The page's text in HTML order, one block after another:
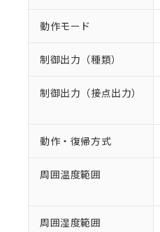
動作モード
制御出力（種類）
制御出力（接点出力）
動作・復帰方式
周囲温度範囲
周囲湿度範囲